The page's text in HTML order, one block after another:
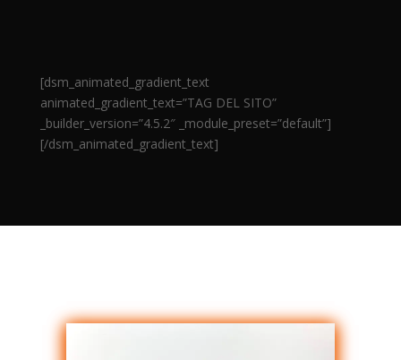
[dsm_animated_gradient_text
animated_gradient_text=”TAG DEL SITO”
_builder_version=”4.5.2″ _module_preset=”default”]
[/dsm_animated_gradient_text]